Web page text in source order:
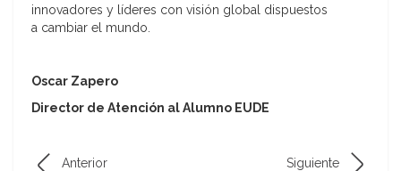
innovadores y líderes con visión global dispuestos
a cambiar el mundo.
Oscar Zapero
Director de Atención al Alumno EUDE
Anterior Siguiente